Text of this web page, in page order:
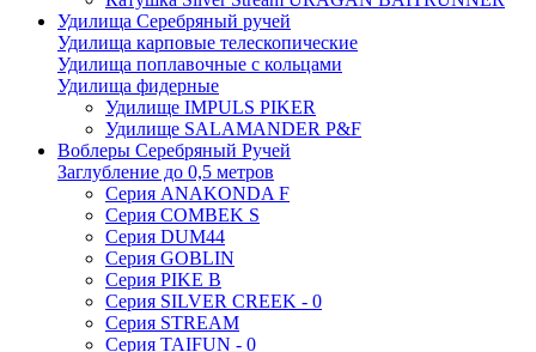
Удилища Серебряный ручей
Удилища карповые телескопические
Удилища поплавочные с кольцами
Удилища фидерные
Удилище IMPULS PIKER
Удилище SALAMANDER P&F
Воблеры Серебряный Ручей
Заглубление до 0,5 метров
Серия ANAKONDA F
Серия COMBEK S
Серия DUM44
Серия GOBLIN
Серия PIKE B
Серия SILVER CREEK - 0
Серия STREAM
Серия TAIFUN - 0